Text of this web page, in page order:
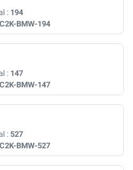
: 194
BMW-194
: 147
BMW-147
: 527
BMW-527